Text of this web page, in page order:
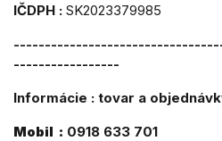
IČDPH : SK2023379985
-----------------
Informácie : tovar a
Mobil : 0918 633 701